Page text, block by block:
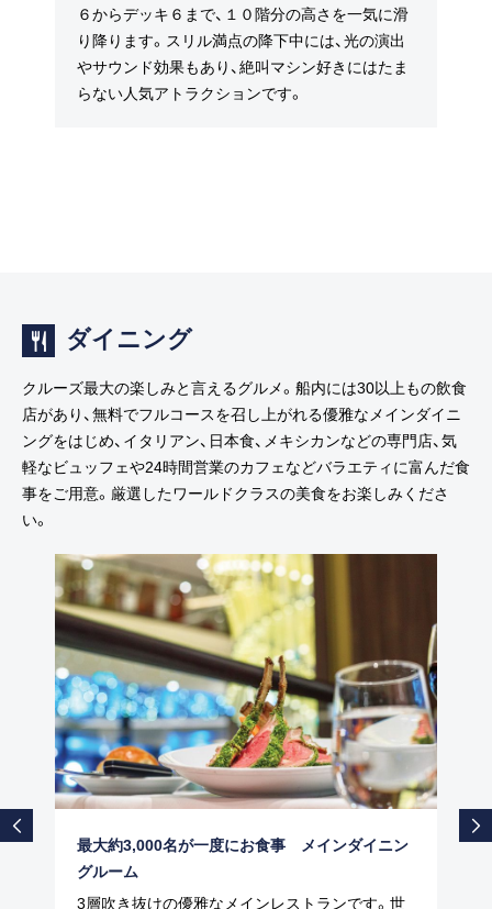
６からデッキ６まで、１０階分の高さを一気に滑
り降ります。スリル満点の降下中には、光の演出
やサウンド効果もあり、絶叫マシン好きにはたま
らない人気アトラクションです。
ダイニング
クルーズ最大の楽しみと言えるグルメ。船内には30以上もの飲食
店があり、無料でフルコースを召し上がれる優雅なメインダイニ
ングをはじめ、イタリアン、日本食、メキシカンなどの専門店、気
軽なビュッフェや24時間営業のカフェなどバラエティに富んだ食
事をご用意。厳選したワールドクラスの美食をお楽しみくださ
い。
最大約3,000名が一度にお食事 メインダイニン
グルーム
3層吹き抜けの優雅なメインレストランです。世